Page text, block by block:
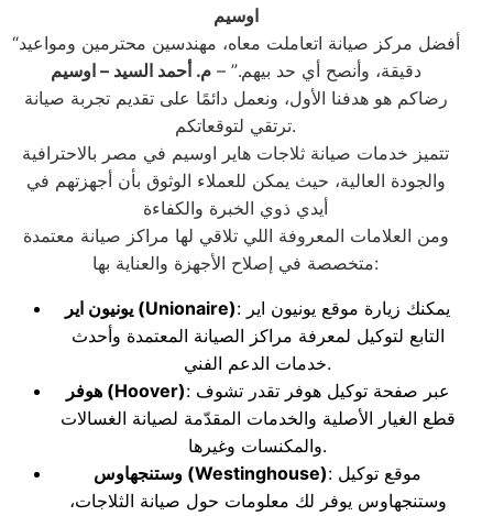
اوسيم
“أفضل مركز صيانة اتعاملت معاه، مهندسين محترمين ومواعيد
دقيقة، وأنصح أي حد بيهم.” –م. أحمد السيد – اوسيم
رضاكم هو هدفنا الأول، ونعمل دائمًا على تقديم تجربة صيانة
ترتقي لتوقعاتكم.
تتميز خدمات صيانة ثلاجات هاير اوسيم في مصر بالاحترافية
والجودة العالية، حيث يمكن للعملاء الوثوق بأن أجهزتهم في
أيدي ذوي الخبرة والكفاءة
ومن العلامات المعروفة اللي تلاقي لها مراكز صيانة معتمدة
متخصصة في إصلاح الأجهزة والعناية بها:
(Unionaire): يمكنك زيارة موقع يونيون اير
التابع لتوكيل لمعرفة مراكز الصيانة المعتمدة وأحدث
خدمات الدعم الفني.
هوفر (Hoover): عبر صفحة توكيل هوفر تقدر تشوف
قطع الغيار الأصلية والخدمات المقدّمة لصيانة الغسالات
والمكنسات وغيرها.
(Westinghouse): موقع توكيل
وستنجهاوس يوفر لك معلومات حول صيانة الثلاجات،